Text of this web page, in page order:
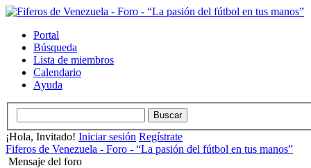
Portal
Búsqueda
Lista de miembros
Calendario
Ayuda
¡Hola, Invitado! Iniciar sesión Regístrate
Fiferos de Venezuela - Foro - “La pasión del fútbol en tus manos”
Mensaje del foro